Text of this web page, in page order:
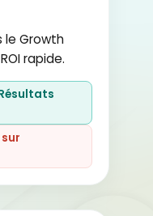
le Growth
rapide.